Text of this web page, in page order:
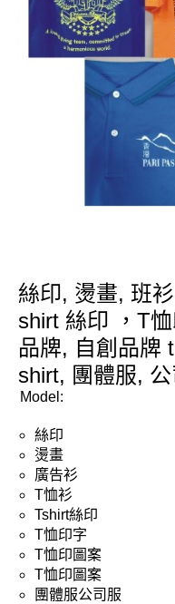
絲印, 燙畫, 班
shirt 絲印 ，T
品牌, 自創品牌
shirt, 團體服,
Model:
絲印
燙畫
廣告衫
T恤衫
Tshirt絲印
T恤印字
T恤印圖案
T恤印圖案
團體服公司服